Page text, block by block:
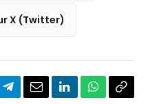
X (Twitter)
PartagerEmailLinkedInWhatsApp